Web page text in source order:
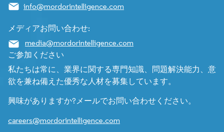
info@mordorintelligence.com
メディアお問い合わせ:
media@mordorintelligence.com
ご参加ください
私たちは常に、業界に関する専門知識、問題解決能力、意
欲を兼ね備えた優秀な人材を募集しています。
興味がありますか?メールでお問い合わせください。
careers@mordorintelligence.com